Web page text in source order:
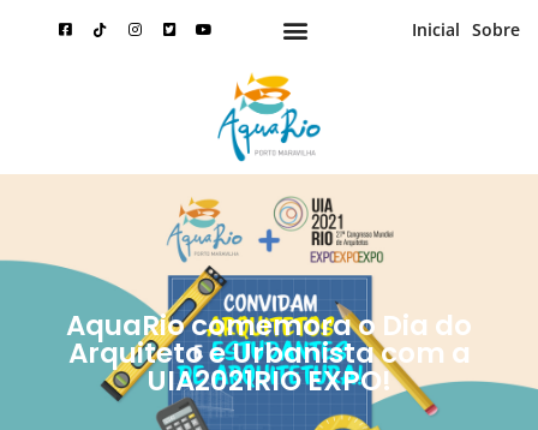
Inicial Sobre
AquaRio comemora o Dia do
Arquiteto e Urbanista com a
UIA2021RIO EXPO!